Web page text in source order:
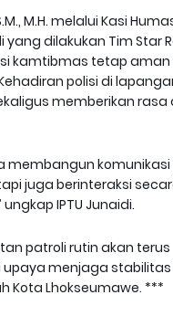
M.H. melalui Kasi
dilakukan Tim Star
kamtibmas tetap aman
polisi di
memberikan rasa
membangun
juga berinteraksi
IPTU Junaidi.
patroli rutin akan terus
menjaga
Kota Lhokseumawe. ***